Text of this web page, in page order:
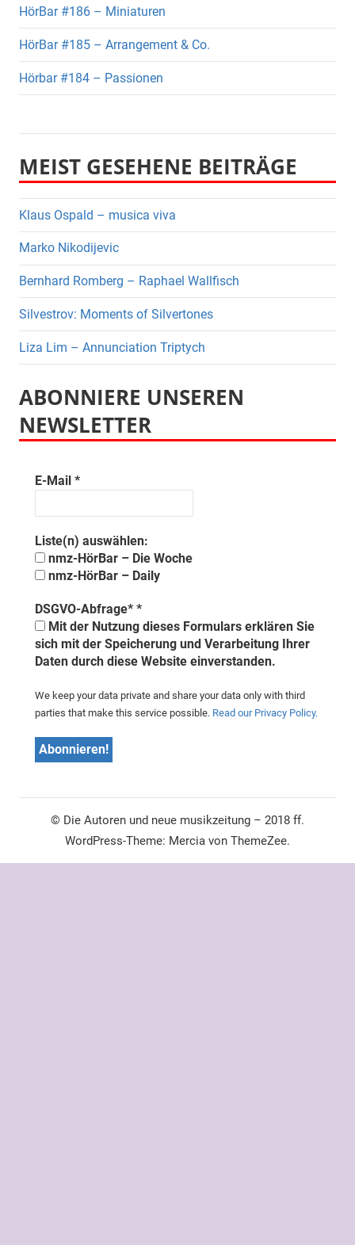
HörBar #186 – Miniaturen
HörBar #185 – Arrangement & Co.
Hörbar #184 – Passionen
MEIST GESEHENE BEITRÄGE
Klaus Ospald – musica viva
Marko Nikodijevic
Bernhard Romberg – Raphael Wallfisch
Silvestrov: Moments of Silvertones
Liza Lim – Annunciation Triptych
ABONNIERE UNSEREN
NEWSLETTER
E-Mail *
Liste(n) auswählen:
nmz-HörBar – Die Woche
nmz-HörBar – Daily
DSGVO-Abfrage* *
Mit der Nutzung dieses Formulars erklären Sie
sich mit der Speicherung und Verarbeitung Ihrer
Daten durch diese Website einverstanden.
We keep your data private and share your data only with third
parties that make this service possible. Read our Privacy Policy.
© Die Autoren und neue musikzeitung – 2018 ff.
WordPress-Theme: Mercia von ThemeZee.